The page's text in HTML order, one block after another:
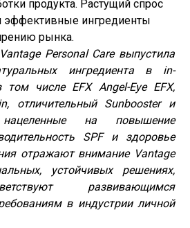
продукта. Растущий спрос
эффективные ингредиенты
рынка.
Personal Care выпустила
ингредиента в in-
том числе EFX Angel-Eye EFX,
отличительный Sunbooster и
на повышение
SPF и здоровье
отражают внимание Vantage
устойчивых решениях,
развивающимся
в индустрии личной